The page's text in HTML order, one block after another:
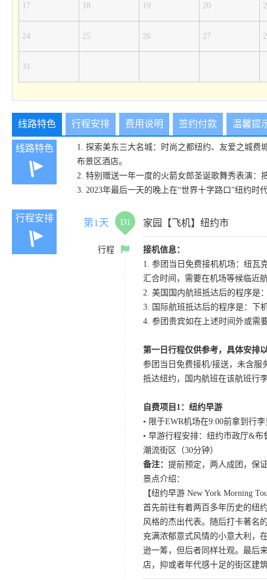
17 18 19 20
24 25 26 27
31
线路特色 行程安排 费用说明 签约付款 温馨提
线路特色
1. 探索美东三大名城：时尚之都纽约、友爱之城
布景区酒店。
2. 特别赠送一年一度的火箭女郎圣诞歌舞秀表演
3. 2023年最后一天的晚上在“世界十字路口”纽约
行程安排 第1天 D1 家园【飞机】纽约市
行程
接机信息：
1. 参团当日免费接机机场：纽瓦
汇合时间，需要在机场等候临
2. 美国国内航班抵达后的程序
3. 国际航班抵达后的程序是：
4. 参团贵宾如在上述时间外或需
第一日行程仅供参考，具体安排
参团当日免费接机/接送，未含服
抵达纽约，国内航班在该航班行
自费项目1：纽约早游
• 限于EWR机场在9:00前拿到行
• 早游行程安排：纽约市政厅&
潮流街区（30分钟）
备注： 提前预定，两人成团，保
景点介绍：
【纽约早游 New York Morning
首先前往有着两百多年历史的纽
风格的杰出代表。随后打卡著名
充满浓郁意式风情的小意大利，
逊一筹，但后者同样壮观。最后
店，抑或者年代感十足的街区建